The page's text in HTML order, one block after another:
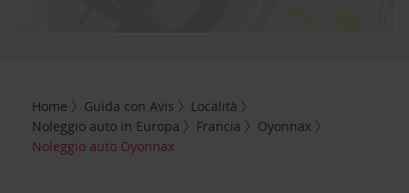
Home Guida con Avis
Località
Noleggio auto in Europa
Francia
Oyonnax
Noleggio auto Oyonnax